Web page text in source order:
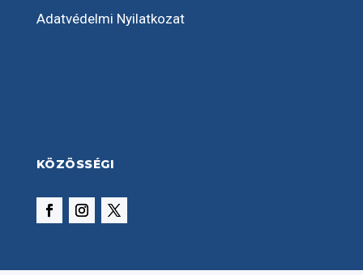
Adatvédelmi Nyilatkozat
KÖZÖSSÉGI